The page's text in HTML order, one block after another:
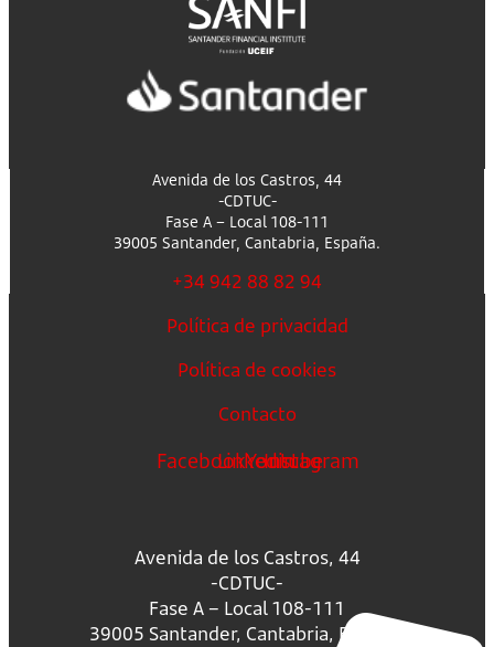
Avenida de los Castros, 44
-CDTUC-
Fase A – Local 108-111
39005 Santander, Cantabria, España.
+34 942 88 82 94
Política de privacidad
Política de cookies
Contacto
FacebookLinkedin
Youtube
Instagram
Avenida de los Castros, 44
-CDTUC-
Fase A – Local 108-111
39005 Santander, Cantabria, España.